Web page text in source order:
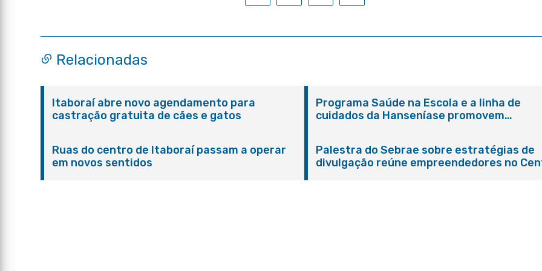
Relacionadas
Itaboraí abre novo agendamento para
castração gratuita de cães e gatos
Programa Saúde na Escola e a linha de
cuidados da Hanseníase promovem
Ruas do centro de Itaboraí passam a operar
em novos sentidos
Palestra do Sebrae sobre estratégias de
divulgação reúne empreendedores no